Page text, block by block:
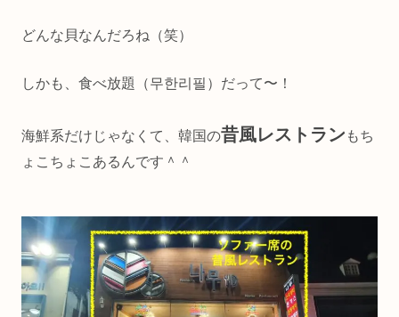
どんな貝なんだろね（笑）
しかも、食べ放題（무한리필）だって〜！
海鮮系だけじゃなくて、韓国の昔風レストラン もち
ょこちょこあるんです＾＾